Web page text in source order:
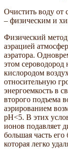
Очистить воду от
– физическим и
Физический
аэрацией
аэратора.
этом сероводород
кислородом
относительную
энергоемкость в
второго подъема
аэрированием
рН<5. В этих
ионов подавляет
большая часть
которая легко